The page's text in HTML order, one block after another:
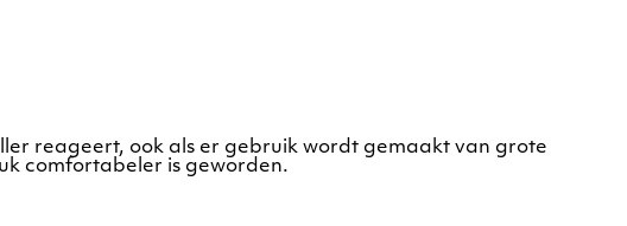
reageert, ook als er gebruik wordt gemaakt van grote
comfortabeler is geworden.